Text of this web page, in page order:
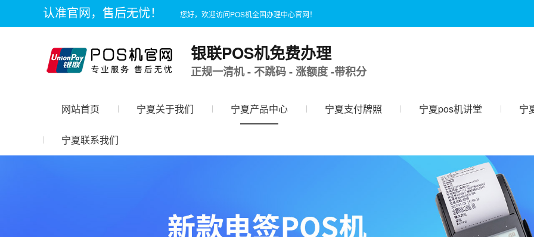
认准官网，售后无忧！ 您好，欢迎访问POS机全国办理中心官网！
银联POS机免费办理
正规一清机 - 不跳码 - 涨额度 -带积分
网站首页 宁夏关于我们 宁夏产品中心 宁夏支付牌照 宁夏pos机讲堂 宁
宁夏联系我们